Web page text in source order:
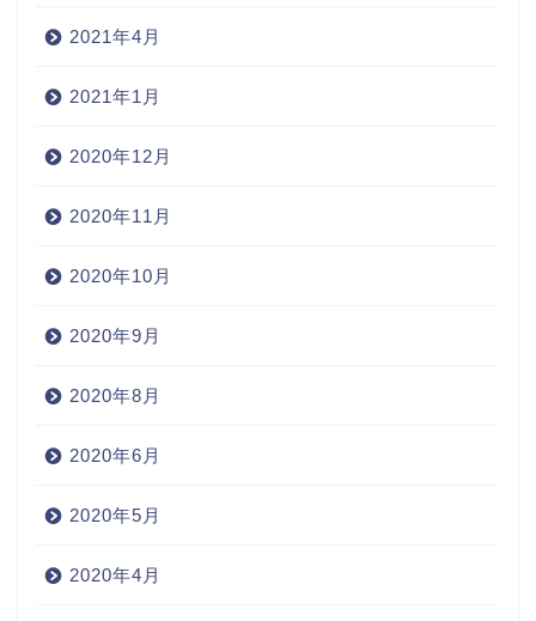
2021年4月
2021年1月
2020年12月
2020年11月
2020年10月
2020年9月
2020年8月
2020年6月
2020年5月
2020年4月